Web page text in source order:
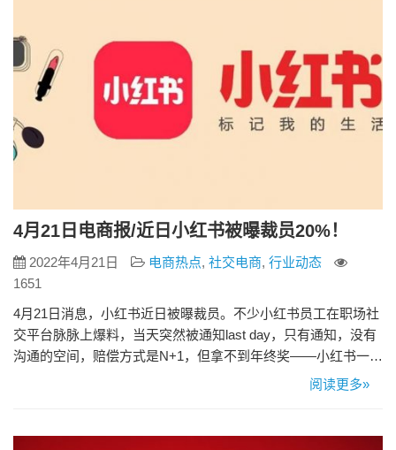
4月21日电商报/近日小红书被曝裁员20%！
2022年4月21日 电商热点, 社交电商, 行业动态
1651
4月21日消息，小红书近日被曝裁员。不少小红书员工在职场社
交平台脉脉上爆料，当天突然被通知last day，只有通知，没有
沟通的空间，赔偿方式是N+1，但拿不到年终奖——小红书一般
每年4月底发绩效年终奖。 有小红书员工透露，此次整体裁员
化，属于末尾淘汰，去肥增瘦，优化完会开启招聘，不过招…
阅读更多»